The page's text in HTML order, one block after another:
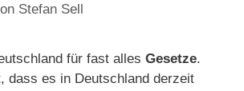
Stefan Sell
für fast alles Gesetze.
dass es in Deutschland derzeit